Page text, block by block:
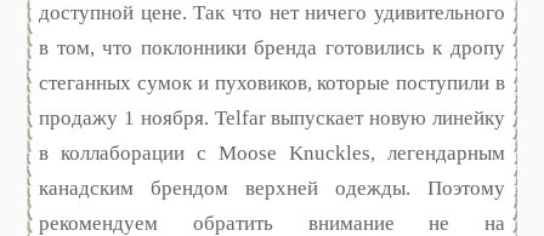
доступной цене. Так что нет ничего удивительного
в том, что поклонники бренда готовились к дропу
стеганных сумок и пуховиков, которые поступили в
продажу 1 ноября. Telfar выпускает новую линейку
в коллаборации с Moose Knuckles, легендарным
канадским брендом верхней одежды. Поэтому
рекомендуем обратить внимание не на